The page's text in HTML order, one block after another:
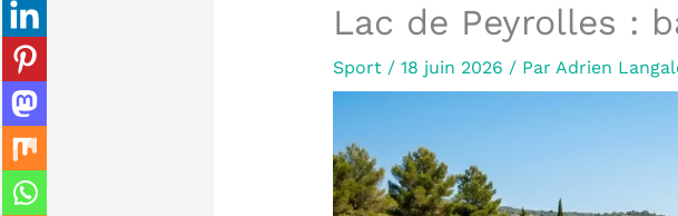
Lac de Peyrolles :
Sport/ 18 juin 2026 / Par Adrien